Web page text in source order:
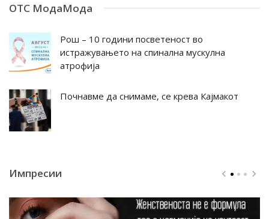
ОТС МодаМода
Рош – 10 години посветеност во
истражувањето на спинална мускулна
атрофија
Почнавме да снимаме, се крева Кајмакот
Импресии